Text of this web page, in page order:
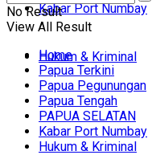
Kabar Port Numbay
Hukum & Kriminal
No Result
View All Result
Home
Papua Terkini
Papua Pegunungan
Papua Tengah
PAPUA SELATAN
Kabar Port Numbay
Hukum & Kriminal